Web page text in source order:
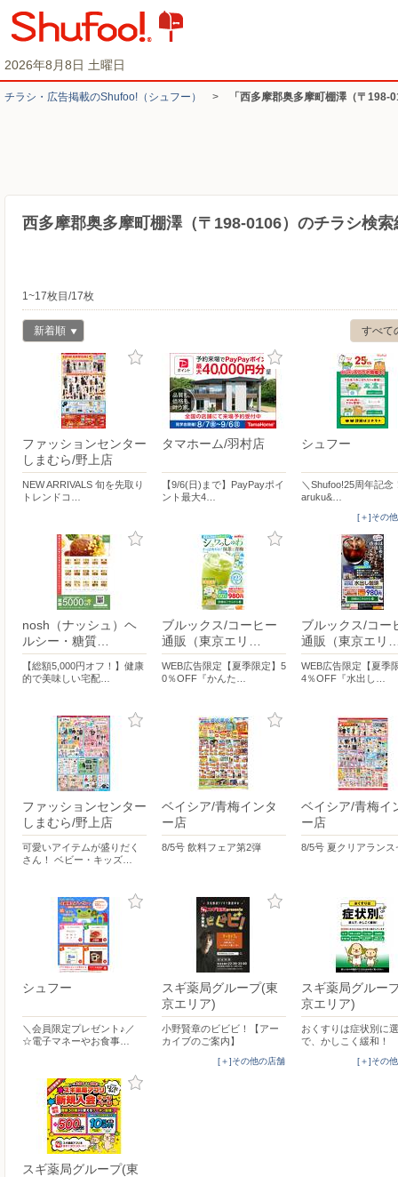
2026年8月8日 土曜日
チラシ・​広告掲載の​Shufoo!​（シュフー） > 「西多摩郡奥多摩町棚澤（〒198-
西多摩郡奥多摩町棚澤（〒198-0106）のチラシ検索
1~17枚目/17枚
すべて
新着順
ファッションセンター
しまむら/野上店
NEW ARRIVALS 旬を先取り
トレンドコ…
タマホーム/羽村店
【9/6(日)まで】PayPayポイ
ント最大4…
シュフー
＼Shufoo!25周年記
aruku&…
[＋]その
nosh（ナッシュ）ヘ
ルシー・糖質…
【総額5,000円オフ！】健康
的で美味しい宅配…
ブルックス/コーヒー
通販（東京エリ…
WEB広告限定【夏季限定】5
0％OFF『かんた…
ブルックス/コー
通販（東京エリ
WEB広告限定【夏季
4％OFF『水出し…
ファッションセンター
しまむら/野上店
可愛いアイテムが盛りだく
さん！ ベビー・キッズ…
ベイシア/青梅インタ
ー店
8/5号 飲料フェア第2弾
ベイシア/青梅イ
ー店
8/5号 夏クリアランス
シュフー
＼会員限定プレゼント♪／
☆電子マネーやお食事…
スギ薬局グループ(東
京エリア)
小野賢章のビビビ！【アー
カイブのご案内】
[＋]その他の店舗
スギ薬局グルー
京エリア)
おくすりは症状別に
で、かしこく緩和！
[＋]その
スギ薬局グループ(東